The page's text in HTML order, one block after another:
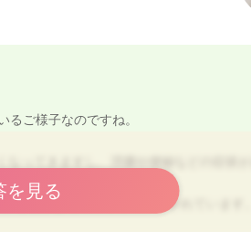
ご様子なのですね。
。
で増やしていけると良いとされています。
を見る